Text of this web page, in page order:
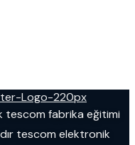
tescom fabrika eğitimi
tescom elektronik